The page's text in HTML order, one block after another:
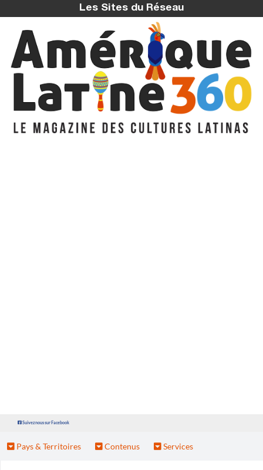
Les Sites du Réseau
Suivez nous sur Facebook
Pays & Territoires Contenus Services